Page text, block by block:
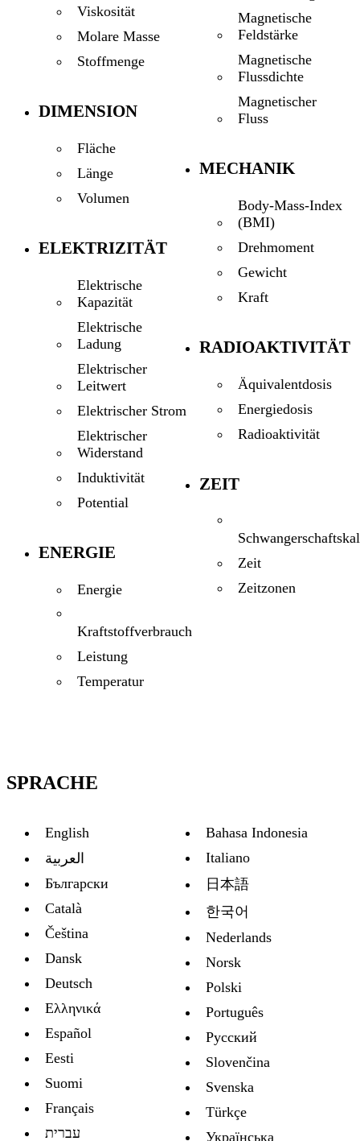
Viskosität
Molare Masse
Stoffmenge
DIMENSION
Fläche
Länge
Volumen
ELEKTRIZITÄT
Elektrische
Kapazität
Elektrische
Ladung
Elektrischer
Leitwert
Elektrischer Strom
Elektrischer
Widerstand
Induktivität
Potential
ENERGIE
Energie
Kraftstoffverbrauch
Leistung
Temperatur
Magnetische
Feldstärke
Magnetische
Flussdichte
Magnetischer
Fluss
MECHANIK
Body-Mass-Index
(BMI)
Drehmoment
Gewicht
Kraft
RADIOAKTIVITÄT
Äquivalentdosis
Energiedosis
Radioaktivität
ZEIT
Zeit
Zeitzonen
SPRACHE
English
العربية
Български
Català
Čeština
Dansk
Deutsch
Ελληνικά
Español
Eesti
Suomi
Français
עברית
Bahasa Indonesia
Italiano
日本語
한국어
Nederlands
Norsk
Polski
Português
Русский
Slovenčina
Svenska
Türkçe
Украïнська